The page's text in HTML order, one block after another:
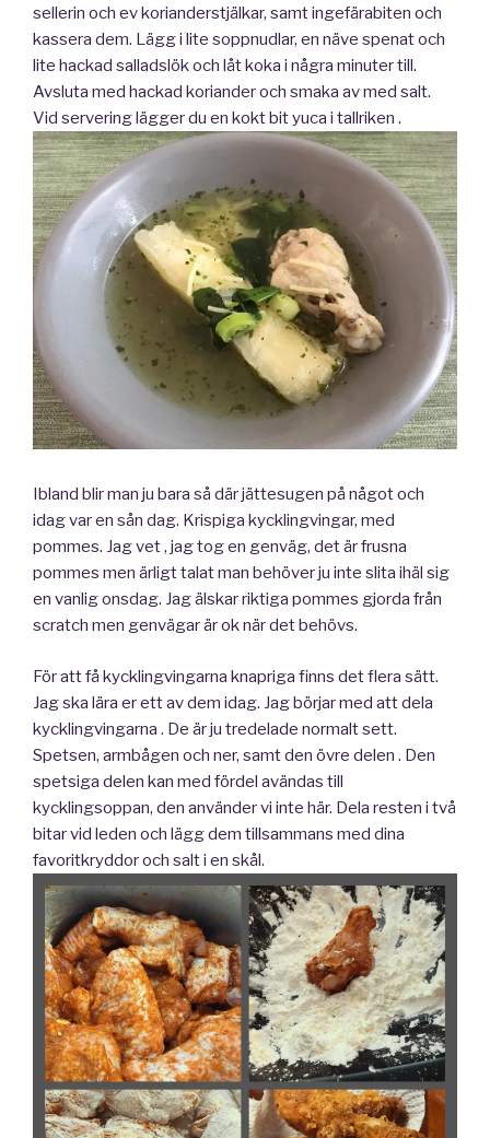
sellerin och ev korianderstjälkar, samt ingefärabiten och
kassera dem. Lägg i lite soppnudlar, en näve spenat och
lite hackad salladslök och låt koka i några minuter till.
Avsluta med hackad koriander och smaka av med salt.
Vid servering lägger du en kokt bit yuca i tallriken .
Ibland blir man ju bara så där jättesugen på något och
idag var en sån dag. Krispiga kycklingvingar, med
pommes. Jag vet , jag tog en genväg, det är frusna
pommes men ärligt talat man behöver ju inte slita ihäl sig
en vanlig onsdag. Jag älskar riktiga pommes gjorda från
scratch men genvägar är ok när det behövs.
För att få kycklingvingarna knapriga finns det flera sätt.
Jag ska lära er ett av dem idag. Jag börjar med att dela
kycklingvingarna . De är ju tredelade normalt sett.
Spetsen, armbågen och ner, samt den övre delen . Den
spetsiga delen kan med fördel avändas till
kycklingsoppan, den använder vi inte här. Dela resten i två
bitar vid leden och lägg dem tillsammans med dina
favoritkryddor och salt i en skål.